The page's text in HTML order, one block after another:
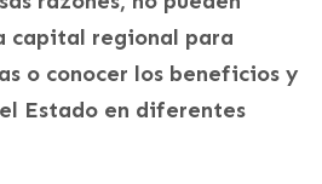
capital regional para
o conocer los beneficios y
Estado en diferentes